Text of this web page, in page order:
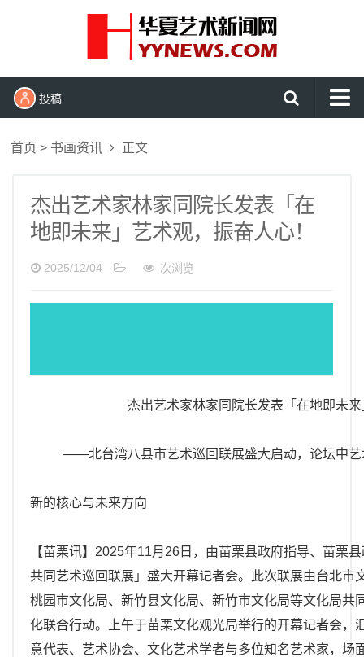
投稿
艺展资讯
收藏拍卖
社会新闻
首页 > 书画资讯 正文
杰出艺术家林家同院长发表「在
地即未来」艺术观，振奋人心！
2025/12/04 次浏览
杰出艺术家林家同院长发表「在地即未
——北台湾八县市艺术巡回联展盛大启动，论坛中
新的核心与未来方向
【苗栗讯】2025年11月26日，由苗栗县政府指导、苗栗
共同艺术巡回联展」盛大开幕记者会。此次联展由台北市
桃园市文化局、新竹县文化局、新竹市文化局等文化局共
化联合行动。上午于苗栗文化观光局举行的开幕记者会，
意代表、艺术协会、文化艺术学者与多位知名艺术家，场